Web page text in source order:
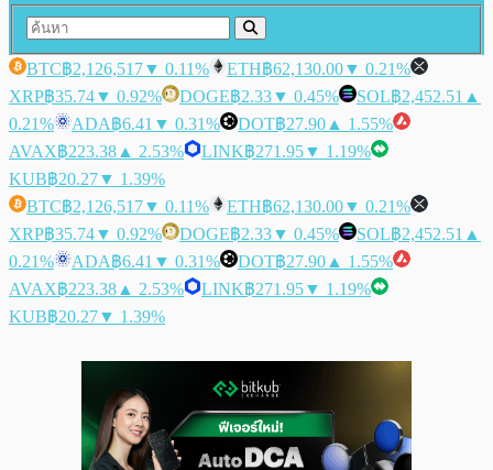
BTC฿2,126,517▼ 0.11% ETH฿62,130.00▼ 0.21%
XRP฿35.74▼ 0.92% DOGE฿2.33▼ 0.45% SOL฿2,452.51 ▲
0.21%
ADA฿6.41 ▼ 0.31% DOT฿27.90 ▲ 1.55%
AVAX฿223.38 ▲ 2.53% LINK฿271.95▼ 1.19%
KUB฿20.27▼ 1.39%
BTC฿2,126,517▼ 0.11% ETH฿62,130.00▼ 0.21%
XRP฿35.74▼ 0.92% DOGE฿2.33▼ 0.45% SOL฿2,452.51 ▲
0.21%
ADA฿6.41 ▼ 0.31% DOT฿27.90 ▲ 1.55%
AVAX฿223.38 ▲ 2.53% LINK฿271.95▼ 1.19%
KUB฿20.27▼ 1.39%